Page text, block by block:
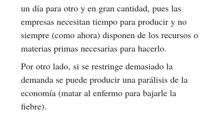
un día para otro y en gran cantidad, pues las
empresas necesitan tiempo para producir y no
siempre (como ahora) disponen de los recursos o
materias primas necesarias para hacerlo.
Por otro lado, si se restringe demasiado la
demanda se puede producir una parálisis de la
economía (matar al enfermo para bajarle la
fiebre).